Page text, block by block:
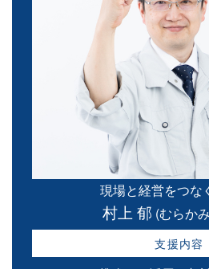
現場と経営をつな
村上 郁 (むらか
支援内容